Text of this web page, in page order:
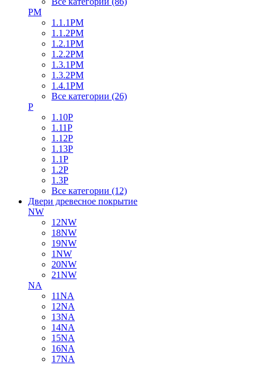
PM
1.1.1PM
1.1.2PM
1.2.1PM
1.2.2PM
1.3.1PM
1.3.2PM
1.4.1PM
Все категории (26)
P
1.10P
1.11P
1.12P
1.13P
1.1P
1.2P
1.3P
Все категории (12)
Двери древесное покрытие
NW
12NW
18NW
19NW
1NW
20NW
21NW
NA
11NA
12NA
13NA
14NA
15NA
16NA
17NA